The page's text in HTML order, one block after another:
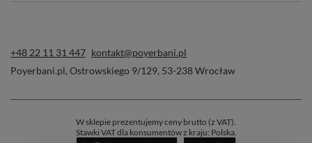
+48 22 11 31 447 kontakt@poyerbani.pl
Poyerbani.pl, Ostrowskiego 9/129, 53-238Wrocław
W sklepie prezentujemy ceny brutto (z VAT).
Stawki VAT dla konsumentów z kraju: Polska.